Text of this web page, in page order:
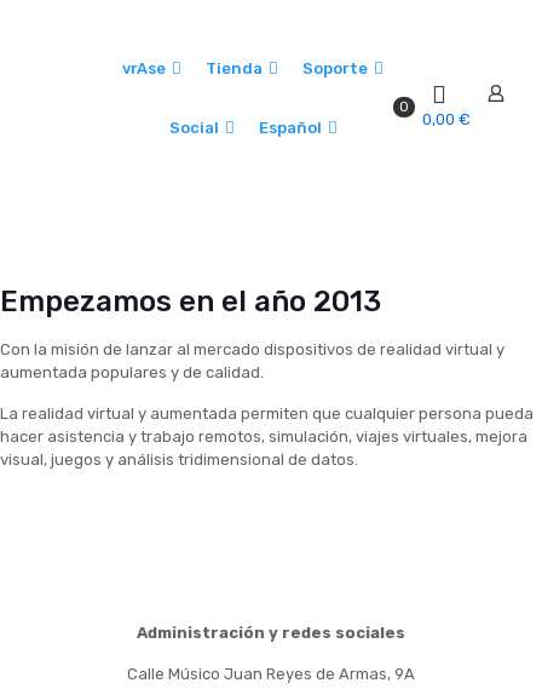
vrAse Tienda Soporte
Social Español
0
0,00 €
Empezamos en el año 2013
Con la misión de lanzar al mercado dispositivos de realidad virtual y
aumentada populares y de calidad.
La realidad virtual y aumentada permiten que cualquier persona pueda
hacer asistencia y trabajo remotos, simulación, viajes virtuales, mejora
visual, juegos y análisis tridimensional de datos.
Administración y redes sociales
Calle Músico Juan Reyes de Armas, 9A